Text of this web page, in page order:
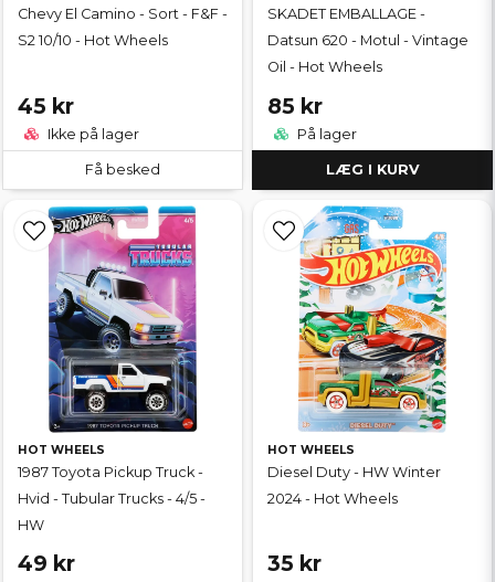
Chevy El Camino - Sort - F&F -
S2 10/10 - Hot Wheels
45 kr
Ikke på lager
Få besked
SKADET EMBALLAGE -
Datsun 620 - Motul - Vintage
Oil - Hot Wheels
85 kr
På lager
LÆG I KURV
HOT WHEELS
1987 Toyota Pickup Truck -
Hvid - Tubular Trucks - 4/5 -
HW
49 kr
HOT WHEELS
Diesel Duty - HW Winter
2024 - Hot Wheels
35 kr